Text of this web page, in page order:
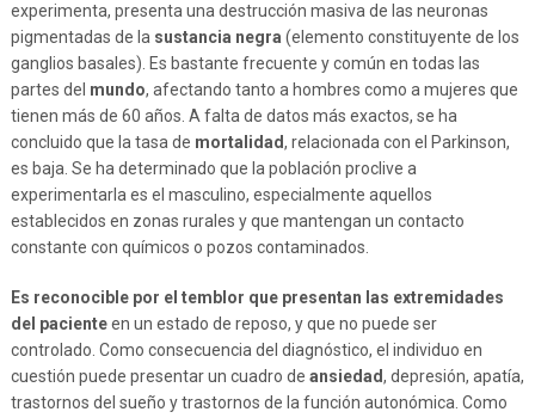
experimenta, presenta una destrucción masiva de las neuronas
pigmentadas de la sustancia negra (elemento constituyente de los
ganglios basales). Es bastante frecuente y común en todas las
partes del mundo, afectando tanto a hombres como a mujeres que
tienen más de 60 años. A falta de datos más exactos, se ha
concluido que la tasa de mortalidad, relacionada con el Parkinson,
es baja. Se ha determinado que la población proclive a
experimentarla es el masculino, especialmente aquellos
establecidos en zonas rurales y que mantengan un contacto
constante con químicos o pozos contaminados.
Es reconocible por el temblor que presentan las extremidades
del pacienteen un estado de reposo, y que no puede ser
controlado. Como consecuencia del diagnóstico, el individuo en
cuestión puede presentar un cuadro de ansiedad, depresión, apatía,
trastornos del sueño y trastornos de la función autonómica. Como